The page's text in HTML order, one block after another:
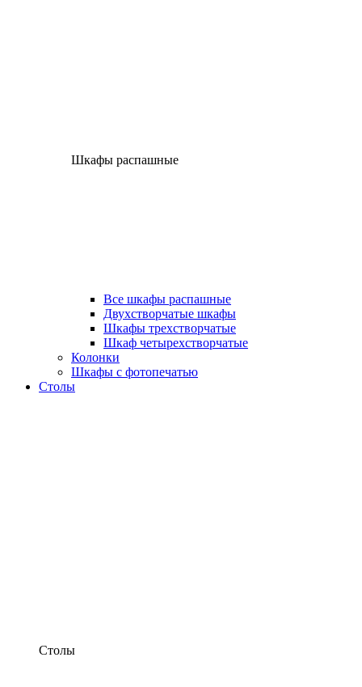
Шкафы распашные
Все шкафы распашные
Двухстворчатые шкафы
Шкафы трехстворчатые
Шкаф четырехстворчатые
Колонки
Шкафы с фотопечатью
Столы
Столы